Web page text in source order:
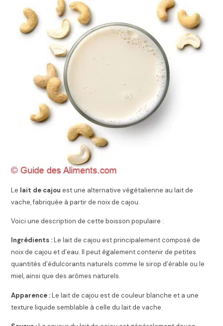
Le lait de cajou est une alternative végétalienne au lait de
vache, fabriquée à partir de noix de cajou.
Voici une description de cette boisson populaire :
Ingrédients :Le lait de cajou est principalement composé de
noix de cajou et d’eau. Il peut également contenir de petites
quantités d’édulcorants naturels comme le sirop d’érable ou le
miel, ainsi que des arômes naturels.
Apparence :Le lait de cajou est de couleur blanche et a une
texture liquide semblable à celle du lait de vache.